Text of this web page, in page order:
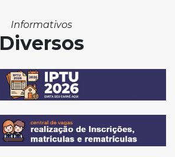
Informativos
Diversos